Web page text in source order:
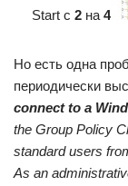
Start с 2 на 4
Но есть одна
периодически
connect to a
the Group Policy
standard users
As an